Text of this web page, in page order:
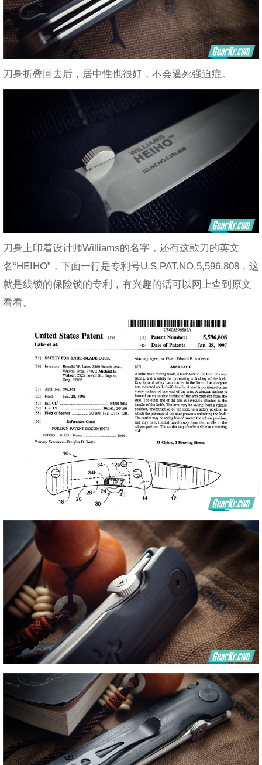
刀身折叠回去后，居中性也很好，不会逼死强迫症。
刀身上印着设计师Williams的名字，还有这款刀的英文
名“HEIHO”，下面一行是专利号U.S.PAT.NO.5,596,808，这
就是线锁的保险锁的专利，有兴趣的话可以网上查到原文
看看。